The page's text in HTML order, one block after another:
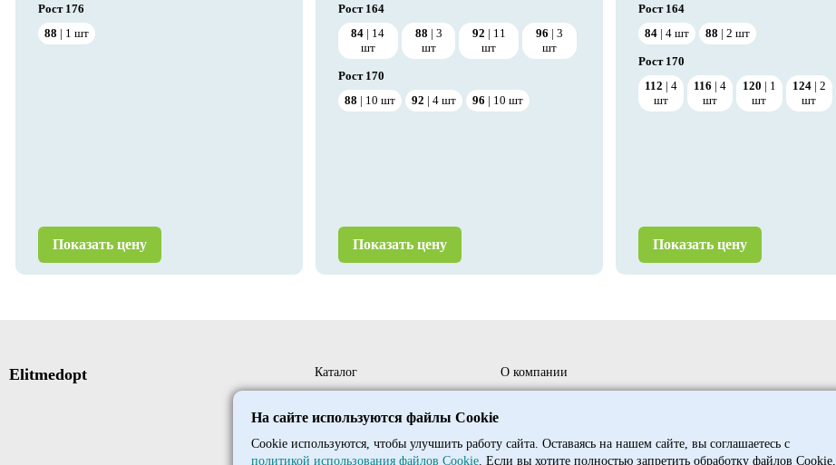
Рост176
88
1 шт
Показать цену
Рост164
84
14
шт
88
3
шт
92
11
шт
96
3
шт
Рост170
88
10 шт 92 4шт 96 10 шт
Показать цену
Рост164
84
4шт 88 2 шт
Рост170
112
4
шт
116
4
шт
120
1
шт
124
2
шт
Показать цену
Elitmedopt Каталог О компании
Доставка и оплата оптовым клиентам
На сайте используются файлы Cookie
Cookie используются, чтобы улучшить работу сайта. Оставаясь на нашем сайте, вы соглашаетесь с
политикой использования файлов Cookie. Если вы хотите полностью запретить обработку файлов Cookie,